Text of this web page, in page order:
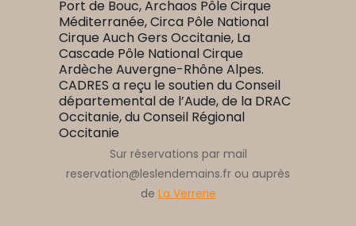
Port de Bouc, Archaos Pôle Cirque
Méditerranée, Circa Pôle National
Cirque Auch Gers Occitanie, La
Cascade Pôle National Cirque
Ardèche Auvergne-Rhône Alpes.
CADRES a reçu le soutien du Conseil
départemental de l’Aude, de la DRAC
Occitanie, du Conseil Régional
Occitanie
Sur réservations par mail
reservation@leslendemains.fr ou auprès
de La Verrerie